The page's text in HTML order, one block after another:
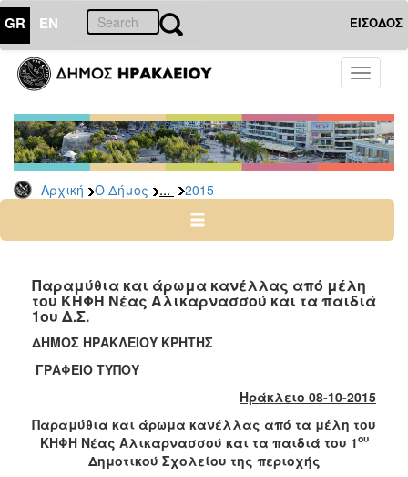
GR EN ΕΙΣΟΔΟΣ
Toggle
Αρχική Ο Δήμος ... 2015
ΔΗΜΟΣ
Δελτία
Τύπου
Αρχείο
2026
2024
2022
2017
2016
Παραμύθια και άρωμα κανέλλας από μέλη
του ΚΗΦΗ Νέας Αλικαρνασσού και τα παιδιά
1ου Δ.Σ.
ΔΗΜΟΣ ΗΡΑΚΛΕΙΟΥ ΚΡΗΤΗΣ
ΓΡΑΦΕΙΟ ΤΥΠΟΥ
Ηράκλειο 08-10-2015
Παραμύθια και άρωμα κανέλλας από τα μέλη του
ΚΗΦΗ Νέας Αλικαρνασσού και τα παιδιά του 1ου
Δημοτικού Σχολείου της περιοχής